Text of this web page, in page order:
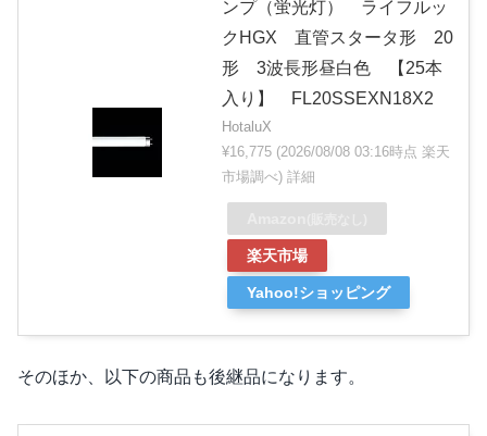
ンプ（蛍光灯） ライフルッ
クHGX 直管スタータ形 20
形 3波長形昼白色 【25本
入り】 FL20SSEXN18X2
HotaluX
¥16,775 (2026/08/08 03:16時点 楽天
市場調べ) 詳細
楽天市場
Yahoo!ショッピング
そのほか、以下の商品も後継品になります。